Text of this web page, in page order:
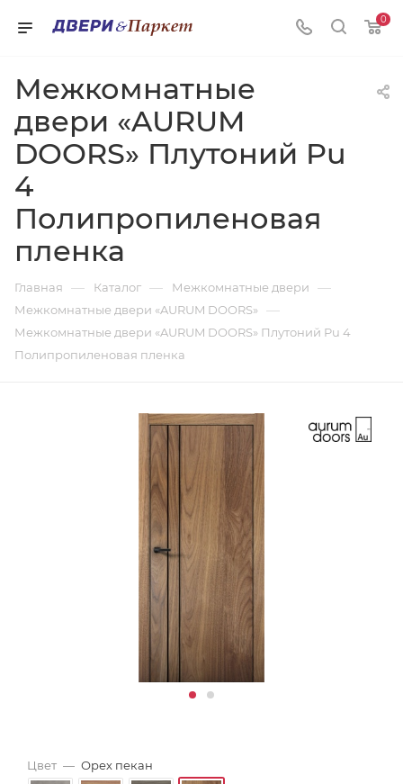
0
Межкомнатные
двери «AURUM
DOORS» Плутоний Pu
4
Полипропиленовая
пленка
Главная — Каталог — Межкомнатные двери —
Межкомнатные двери «AURUM DOORS» —
Межкомнатные двери «AURUM DOORS» Плутоний Pu 4
Полипропиленовая пленка
Цвет — Орех пекан